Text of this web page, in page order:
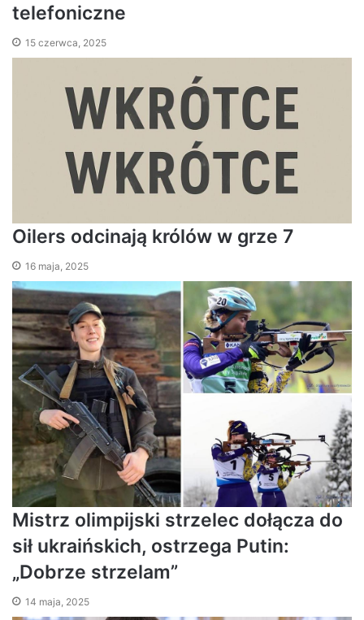
telefoniczne
15 czerwca, 2025
Oilers odcinają królów w grze 7
16 maja, 2025
Mistrz olimpijski strzelec dołącza do
sił ukraińskich, ostrzega Putin:
„Dobrze strzelam”
14 maja, 2025